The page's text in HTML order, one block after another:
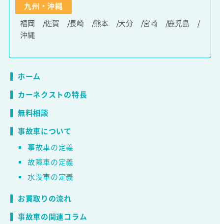
九州・沖縄
福岡
佐賀 長崎 熊本 大分 宮崎
鹿児島
沖縄
ホーム
カーネクストの特長
無料相談
事故車について
事故車の定義
故障車の定義
水没車の定義
お買取りの流れ
事故車の関連コラム